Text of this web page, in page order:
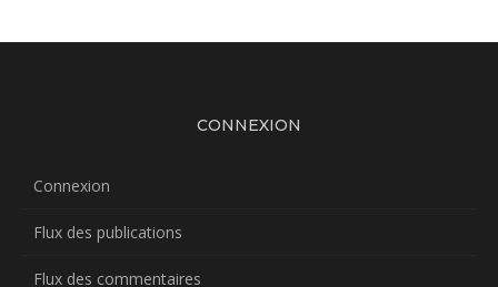
CONNEXION
Connexion
Flux des publications
Flux des commentaires